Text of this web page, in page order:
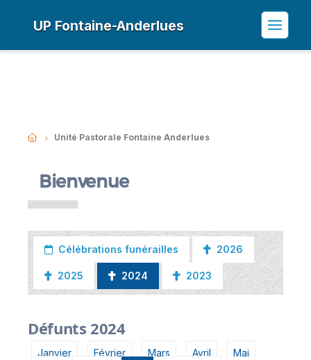
UP Fontaine-Anderlues
Unité Pastorale Fontaine Anderlues
Bienvenue
Célébrations funérailles 2026
2025 2024 2023
Défunts 2024
Janvier Février Mars Avril
Mai